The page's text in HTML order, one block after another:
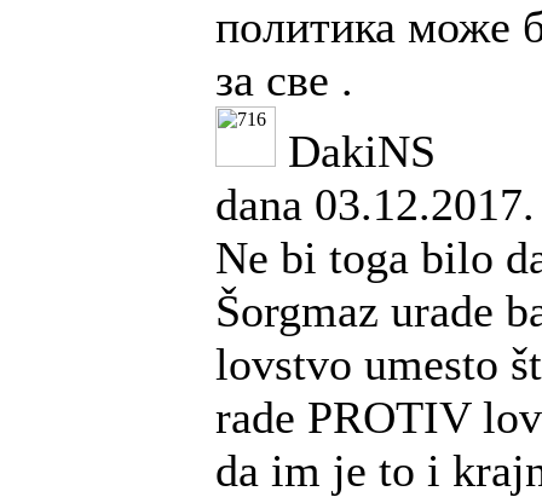
политика може
за све .
DakiNS
dana
Ne bi toga bilo
Šorgmaz urade
lovstvo umesto
rade PROTIV
da im je to i